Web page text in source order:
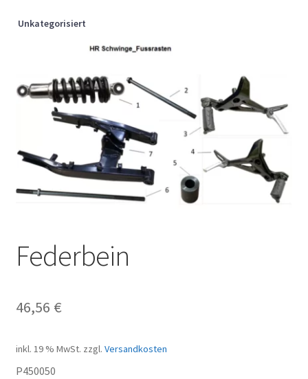
Unkategorisiert
Federbein
46,56 €
inkl. 19 % MwSt. zzgl. Versandkosten
P450050